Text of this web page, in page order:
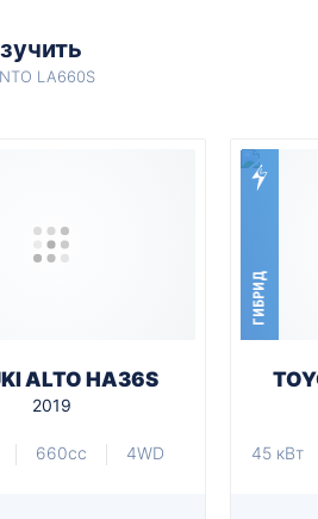
LA660S
ALTO HA36S
2019
660cc 4WD
ГИБРИД
45 кВт